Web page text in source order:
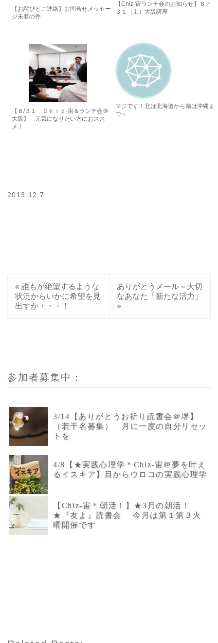
【お詫びとご連絡】お問合せメッセー
ジ未着の件
【Chiz-宙ランチ会のお知らせ】８／
３１（土）大阪講座
【８/３１ Ｃｈｉｚ-宙＆ランチ会＠
大阪】 元気になりたい方におスス
メ！
マジです！北は北海道から南は沖縄ま
で～
2013.12.7
« 誰もが絶望するような
状況からいかに希望を見
出すか・・・！
ありがとうメール～大切
なあなた「新たな活力」
»
参加者募集中：
3/14【ありがとうお祈り読書会＠堺】
（若干名募集） 月に一度の自分リセッ
トを
4/8【★実践心理学＊Chiz-宙＠夢を叶え
るイスキア】目からウロコの実践心理学
【Chiz-宙＊朝活！】★3月の朝活！
★『友よ』読書会 今月は第１第３火
曜開催です